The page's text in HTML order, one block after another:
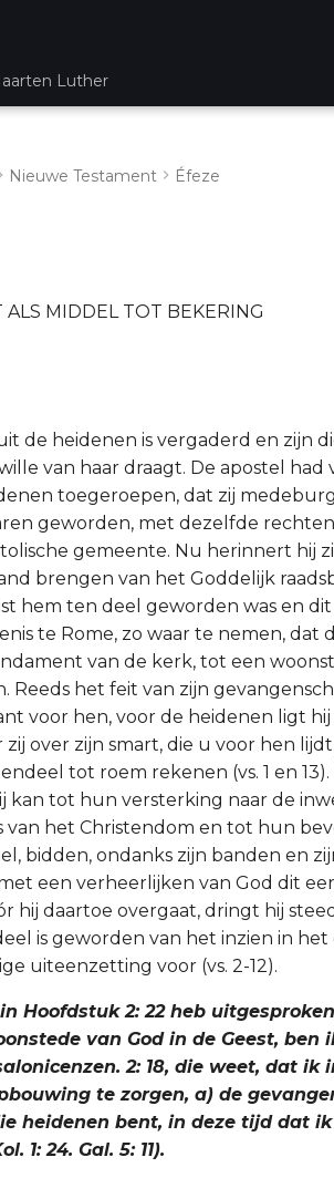
Luther
Nieuwe Testament Éfeze
MIDDEL TOT BEKERING
de heidenen is vergaderd en zijn
van haar draagt. De apostel had
toegeroepen, dat zij
geworden, met dezelfde
gemeente. Nu herinnert hij
brengen van het Goddelijk
hem ten deel geworden was en
te Rome, zo waar te nemen, dat
van de kerk, tot een
Reeds het feit van zijn
voor hen, voor de heidenen ligt
over zijn smart, die u voor hen
tot roem rekenen (vs. 1 en
kan tot hun versterking naar de
het Christendom en tot hun
bidden, ondanks zijn banden en
een verheerlijken van God dit
hij daartoe overgaat, dringt hij
is geworden van het inzien in het
uiteenzetting voor (vs. 2-12).
Hoofdstuk 2: 22 heb
van God in de Geest, ben
2: 18, die weet, dat
te zorgen, a) de
heidenen bent, in deze tijd dat
1: 24. Gal. 5: 11).